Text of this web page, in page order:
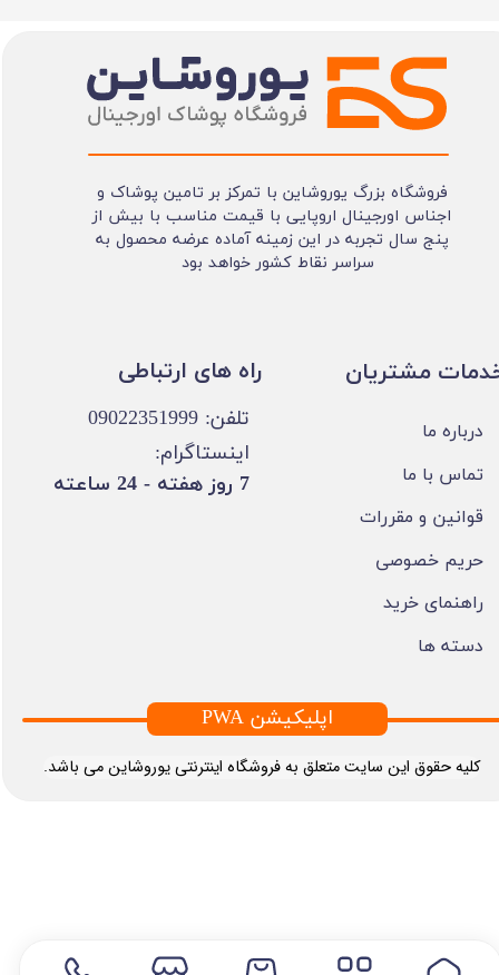
فروشگاه بزرگ یوروشاین با تمرکز بر تامین پوشاک و
اجناس اورجینال اروپایی با قیمت مناسب با بیش از
پنج سال تجربه در این زمینه آماده عرضه محصول به
سراسر نقاط کشور خواهد بود
​کلیه حقوق این سایت متعلق به فروشگاه اینترنتی یوروشاین می باشد.
مشتریان
درباره ما
تماس با ما
قوانین و مقررات
حریم خصوصی
راهنمای خرید
دسته ها
تلفن: 09022351999
اینستاگرام:
​7 روز هفته - 24 ساعته ​​​​​​​
PWA اپلیکیشن
​​راه های ارتباطی